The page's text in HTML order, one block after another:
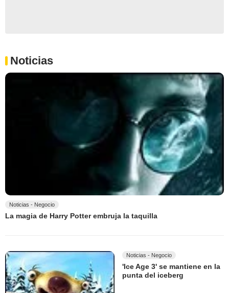
Noticias
Noticias - Negocio
La magia de Harry Potter embruja la taquilla
Noticias - Negocio
'Ice Age 3' se mantiene en la
punta del iceberg